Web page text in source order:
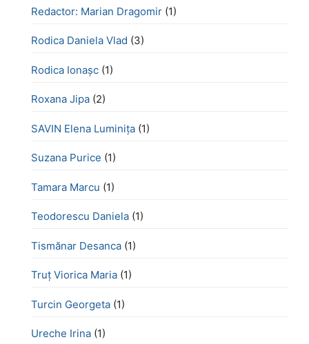
Redactor: Marian Dragomir (1)
Rodica Daniela Vlad (3)
Rodica Ionașc (1)
Roxana Jipa (2)
SAVIN Elena Luminița (1)
Suzana Purice (1)
Tamara Marcu (1)
Teodorescu Daniela (1)
Tismănar Desanca (1)
Truț Viorica Maria (1)
Turcin Georgeta (1)
Ureche Irina (1)